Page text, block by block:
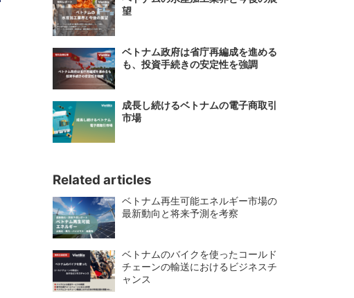
望
ベトナム政府は省庁再編成を進める
も、投資手続きの安定性を強調
成長し続けるベトナムの電子商取引
市場
Related articles
ベトナム再生可能エネルギー市場の
最新動向と将来予測を考察
ベトナムのバイクを使ったコールド
チェーンの輸送におけるビジネスチ
ャンス